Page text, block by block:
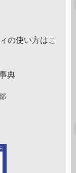
の使い方はこ
典